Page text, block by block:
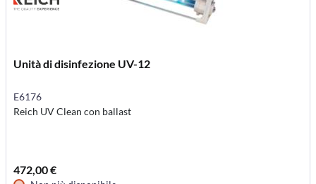
Unità di disinfezione UV-12
E6176
Reich UV Clean con ballast
472,00 €